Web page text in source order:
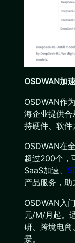
OSDWAN加
OSDWAN作
海企业提供
持硬件、软件
OSDWAN在
超过200个，
SaaS加速、
产品服务，助
OSDWAN入
元/M/月起。
研、跨境电
景。